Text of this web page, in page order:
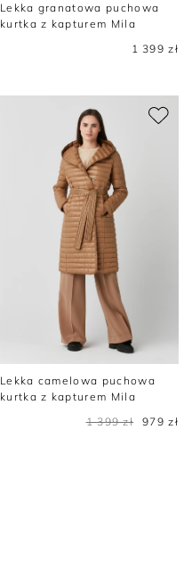
Lekka granatowa puchowa
kurtka z kapturem Mila
1 399 zł
Lekka camelowa puchowa
kurtka z kapturem Mila
1 399 zł
979 zł